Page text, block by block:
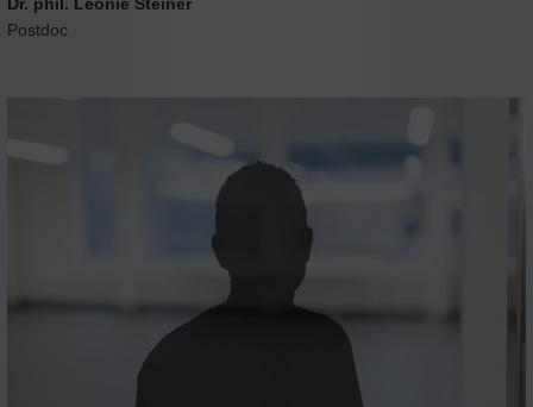
Dr. phil. Leonie Steiner
Postdoc